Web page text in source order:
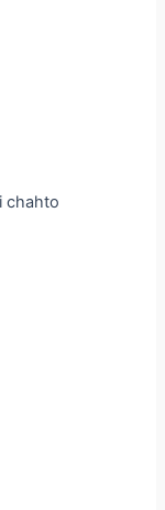
chahto